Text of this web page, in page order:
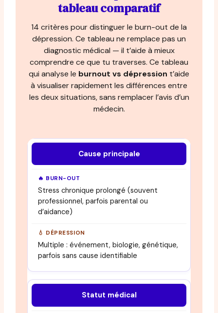
tableau comparatif
14 critères pour distinguer le burn-out de la
dépression. Ce tableau ne remplace pas un
diagnostic médical — il t’aide à mieux
comprendre ce que tu traverses. Ce tableau
qui analyse le burnout vs dépression t’aide
à visualiser rapidement les différences entre
les deux situations, sans remplacer l’avis d’un
médecin.
Cause principale
Stress chronique prolongé (souvent
professionnel, parfois parental ou
d’aidance)
Multiple : événement, biologie, génétique,
parfois sans cause identifiable
Statut médical